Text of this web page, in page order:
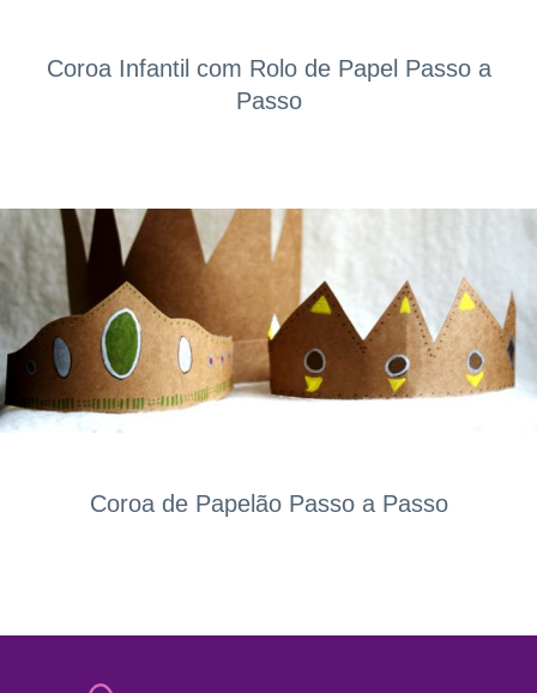
Coroa Infantil com Rolo de Papel Passo a
Passo
Coroa de Papelão Passo a Passo